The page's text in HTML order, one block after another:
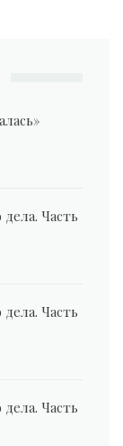
Часть
Часть
Часть